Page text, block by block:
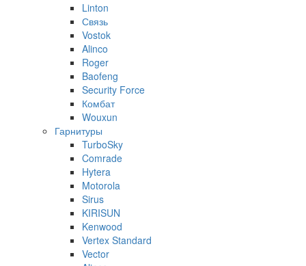
Linton
Связь
Vostok
Alinco
Roger
Baofeng
Security Force
Комбат
Wouxun
Гарнитуры
TurboSky
Comrade
Hytera
Motorola
Sirus
KIRISUN
Kenwood
Vertex Standard
Vector